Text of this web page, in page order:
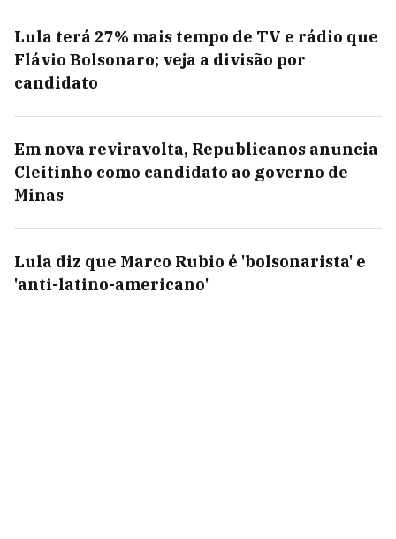
Lula terá 27% mais tempo de TV e rádio que
Flávio Bolsonaro; veja a divisão por
candidato
Em nova reviravolta, Republicanos anuncia
Cleitinho como candidato ao governo de
Minas
Lula diz que Marco Rubio é 'bolsonarista' e
'anti-latino-americano'